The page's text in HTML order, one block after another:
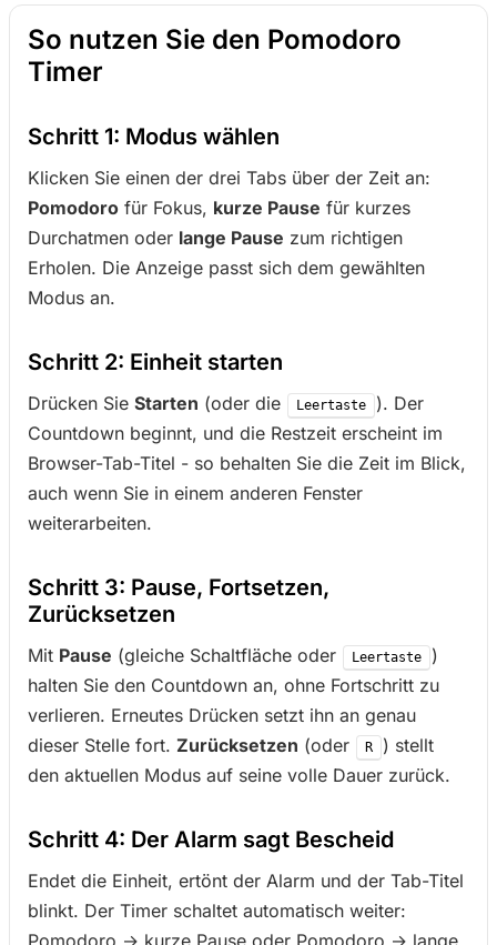
So nutzen Sie den Pomodoro
Timer
Schritt 1: Modus wählen
Klicken Sie einen der drei Tabs über der Zeit an:
Pomodoro für Fokus, kurze Pause für kurzes
Durchatmen oder lange Pause zum richtigen
Erholen. Die Anzeige passt sich dem gewählten
Modus an.
Schritt 2: Einheit starten
Drücken Sie Starten (oder die Leertaste
). Der
Countdown beginnt, und die Restzeit erscheint im
Browser-Tab-Titel - so behalten Sie die Zeit im Blick,
auch wenn Sie in einem anderen Fenster
weiterarbeiten.
Schritt 3: Pause, Fortsetzen,
Zurücksetzen
Mit Pause (gleiche Schaltfläche oder Leertaste
)
halten Sie den Countdown an, ohne Fortschritt zu
verlieren. Erneutes Drücken setzt ihn an genau
dieser Stelle fort. Zurücksetzen (oder R
) stellt
den aktuellen Modus auf seine volle Dauer zurück.
Schritt 4: Der Alarm sagt Bescheid
Endet die Einheit, ertönt der Alarm und der Tab-Titel
blinkt. Der Timer schaltet automatisch weiter:
Pomodoro → kurze Pause oder Pomodoro → lange